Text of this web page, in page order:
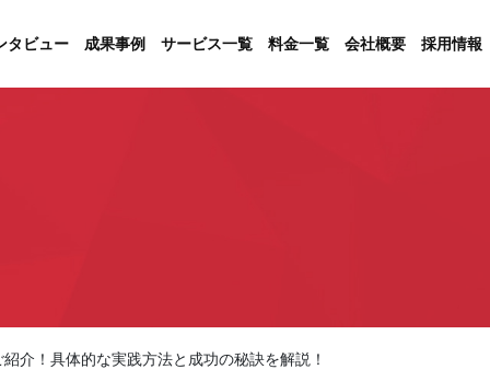
タビュー 成果事例 サービス一覧 料金一覧 会社概要 採用情報
介！具体的な実践方法と成功の秘訣を解説！